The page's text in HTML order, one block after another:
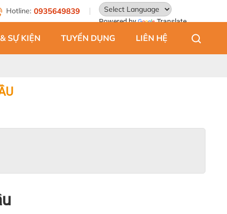
Hotline: 0935649839
Powered by Translate
SỰ KIỆN TUYỂN DỤNG LIÊN HỆ